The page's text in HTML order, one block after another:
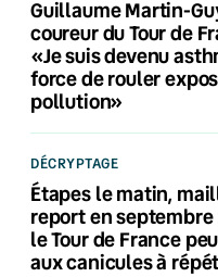
Guillaume Martin-
coureur du Tour de
«Je suis devenu
force de rouler
pollution»
DÉCRYPTAGE
Étapes le matin,
report en
le Tour de France
aux canicules à